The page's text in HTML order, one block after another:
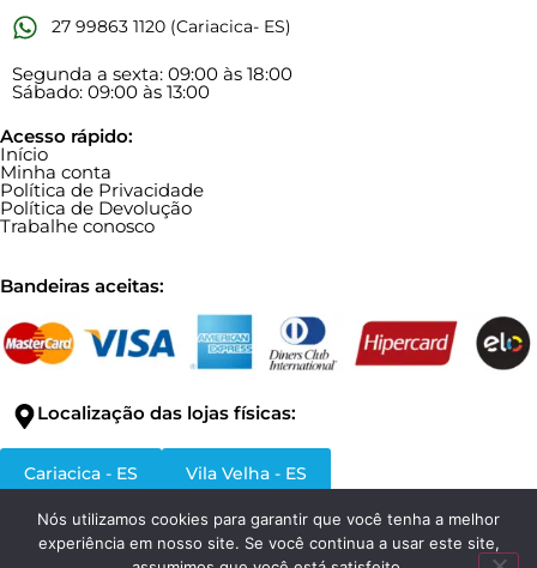
27 99863 1120 (Cariacica- ES)
Segunda a sexta: 09:00 às 18:00
Sábado: 09:00 às 13:00
Acesso rápido:
Início
Minha conta
Política de Privacidade
Política de Devolução
Trabalhe conosco
Bandeiras aceitas:
Localização das lojas físicas:
Cariacica - ES Vila Velha - ES
Nós utilizamos cookies para garantir que você tenha a melhor
experiência em nosso site. Se você continua a usar este site,